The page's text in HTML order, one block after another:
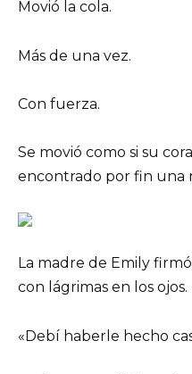
Movió la cola.
Más de una vez.
Con fuerza.
Se movió como si su
encontrado por fin una
La madre de Emily
con lágrimas en los ojos.
«Debí haberle hecho